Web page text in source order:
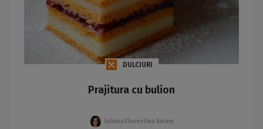
DULCIURI
Prajitura cu bulion
Iuliana Florentina Avram